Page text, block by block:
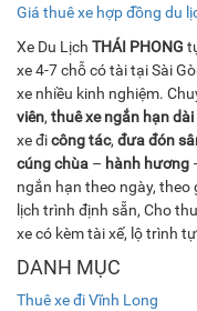
Giá thuê xe hợp đồng du
Xe Du Lịch THÁI PHONG
xe 4-7 chỗ có tài tại Sài
xe nhiều kinh nghiệm.
viên, thuê xe ngắn hạn dài
xe đicông tác, đưa đón
cúng chùa – hành hương
ngắn hạn theo ngày, theo
lịch trình định sẵn, Cho
xe có kèm tài xế, lộ trình
DANH MỤC
Thuê xe đi Vĩnh Long